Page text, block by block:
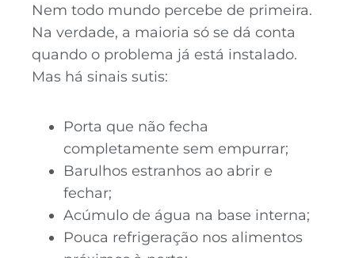
Nem todo mundo percebe de primeira.
Na verdade, a maioria só se dá conta
quando o problema já está instalado.
Mas há sinais sutis:
Porta que não fecha
completamente sem empurrar;
Barulhos estranhos ao abrir e
fechar;
Acúmulo de água na base interna;
Pouca refrigeração nos alimentos